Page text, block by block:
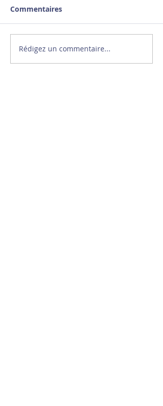
Commentaires
Rédigez un commentaire...